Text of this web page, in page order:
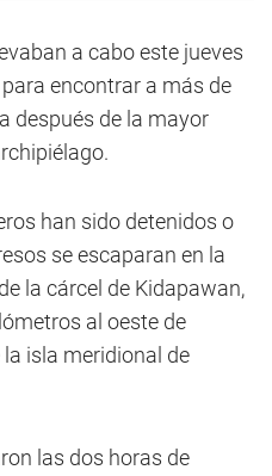
a cabo este jueves
encontrar a más de
después de la mayor
han sido detenidos o
se escaparan en la
la cárcel de Kidapawan,
al oeste de
isla meridional de
las dos horas de